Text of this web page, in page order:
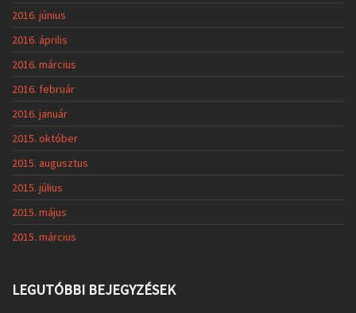
2016. június
2016. április
2016. március
2016. február
2016. január
2015. október
2015. augusztus
2015. július
2015. május
2015. március
LEGUTÓBBI BEJEGYZÉSEK